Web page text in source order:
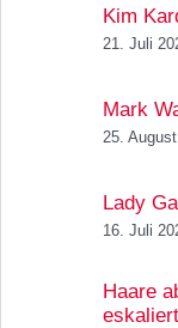
Kim
21. Juli
Mark
25.
Lady
16. Juli
Haare
eskaliert